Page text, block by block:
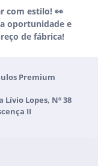
com estilo! 👀
oportunidade e
de fábrica!
Premium
Lívio Lopes, Nº 38
II